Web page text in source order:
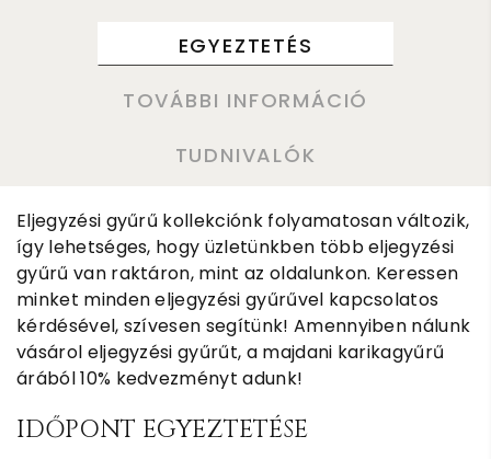
EGYEZTETÉS
TOVÁBBI INFORMÁCIÓ
TUDNIVALÓK
Eljegyzési gyűrű kollekciónk folyamatosan változik,
így lehetséges, hogy üzletünkben több eljegyzési
gyűrű van raktáron, mint az oldalunkon. Keressen
minket minden eljegyzési gyűrűvel kapcsolatos
kérdésével, szívesen segítünk! Amennyiben nálunk
vásárol eljegyzési gyűrűt, a majdani karikagyűrű
árából 10% kedvezményt adunk!
IDŐPONT EGYEZTETÉSE